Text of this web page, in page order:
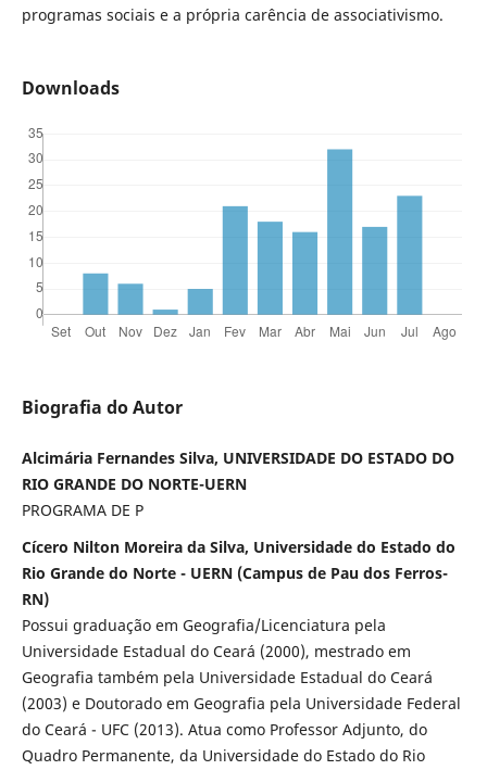
programas sociais e a própria carência de associativismo.
Downloads
Biografia do Autor
Alcimária Fernandes Silva, UNIVERSIDADE DO ESTADO DO
RIO GRANDE DO NORTE-UERN
PROGRAMA DE P
Cícero Nilton Moreira da Silva, Universidade do Estado do
Rio Grande do Norte - UERN (Campus de Pau dos Ferros-
RN)
Possui graduação em Geografia/Licenciatura pela
Universidade Estadual do Ceará (2000), mestrado em
Geografia também pela Universidade Estadual do Ceará
(2003) e Doutorado em Geografia pela Universidade Federal
do Ceará - UFC (2013). Atua como Professor Adjunto, do
Quadro Permanente, da Universidade do Estado do Rio